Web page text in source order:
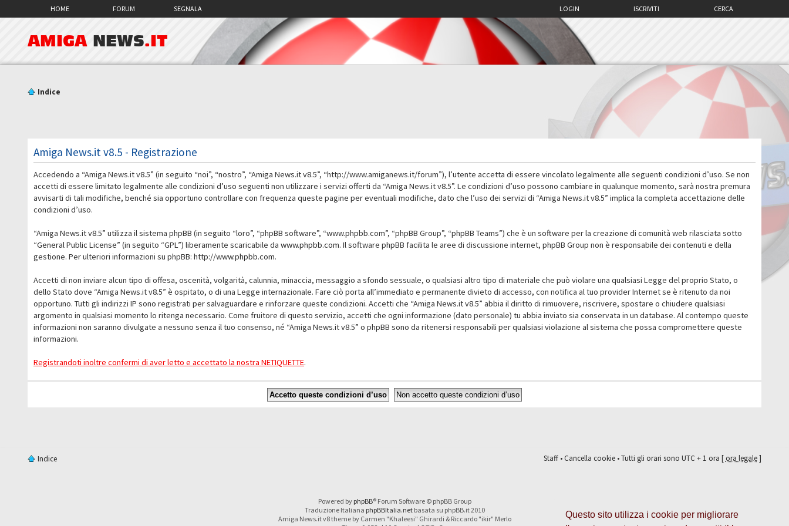
Questo sito utilizza i cookie per migliorare
HOME FORUM SEGNALA CERCA
ISCRIVITI
LOGIN
AMIGA NEWS.IT
Indice
Amiga News.it v8.5 - Registrazione
Accedendo a “Amiga News.it v8.5” (in seguito “noi”, “nostro”, “Amiga News.it v8.5”, “http://www.amiganews.it/forum”), l’utente accetta di essere vincolato legalmente alle seguenti condizioni d’uso. Se non
accetti di essere limitato legalmente alle condizioni d’uso seguenti non utilizzare i servizi offerti da “Amiga News.it v8.5”. Le condizioni d’uso possono cambiare in qualunque momento, sarà nostra premura
avvisarti di tali modifiche, benché sia opportuno controllare con frequenza queste pagine per eventuali modifiche, dato che l’uso dei servizi di “Amiga News.it v8.5” implica la completa accettazione delle
condizioni d’uso.
“Amiga News.it v8.5” utilizza il sistema phpBB (in seguito “loro”, “phpBB software”, “www.phpbb.com”, “phpBB Group”, “phpBB Teams”) che è un software per la creazione di comunità web rilasciata sotto
“General Public License” (in seguito “GPL”) liberamente scaricabile dawww.phpbb.com. Il software phpBB facilita le aree di discussione internet, phpBB Group non è responsabile dei contenuti e della
gestione. Per ulteriori informazioni su phpBB:http://www.phpbb.com.
Accetti di non inviare alcun tipo di offesa, oscenità, volgarità, calunnia, minaccia, messaggio a sfondo sessuale, o qualsiasi altro tipo di materiale che può violare una qualsiasi Legge del proprio Stato, o
dello Stato dove “Amiga News.it v8.5” è ospitato, o di una Legge internazionale. Fare ciò porta all’immediato e permanente divieto di accesso, con notifica al tuo provider Internet se è ritenuto da noi
opportuno. Tutti gli indirizzi IP sono registrati per salvaguardare e rinforzare queste condizioni. Accetti che “Amiga News.it v8.5” abbia il diritto di rimuovere, riscrivere, spostare o chiudere qualsiasi
argomento in qualsiasi momento lo ritenga necessario. Come fruitore di questo servizio, accetti che ogni informazione (dato personale) tu abbia inviato sia conservata in un database. Al contempo queste
informazioni non saranno divulgate a nessuno senza il tuo consenso, né “Amiga News.it v8.5” o phpBB sono da ritenersi responsabili per qualsiasi violazione al sistema che possa compromettere queste
informazioni.
Registrandoti inoltre confermi di aver letto e accettato la nostra NETIQUETTE.
Indice Staff•Cancella cookie• Tutti gli orari sono UTC + 1 ora [ora legale]
Powered by phpBB® Forum Software © phpBB Group
Traduzione Italiana phpBBItalia.netbasata su phpBB.it 2010
Amiga News.it v8 theme by Carmen "Khaleesi" Ghirardi & Riccardo "ikir" Merlo